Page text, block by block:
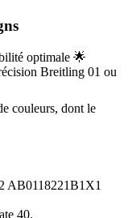
optimale 🌟
Breitling 01 ou
couleurs, dont le
AB0118221B1X1
40.